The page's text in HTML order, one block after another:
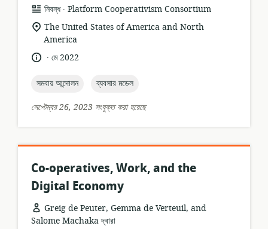
তথ্যসম্পদের
ফর্ম্যাট:
নিবন্ধ .
প্রকাশক:Platform Cooperativism Consortium
প্রাসঙ্গিকতার
অবস্থান:
The United States of America and North
America
ভাষা: .
প্রকাশনারমে 2022
topic:
সমবায় আন্দোলন topic:
ব্যবসার মডেল
সেপ্টেম্বর 26, 2023 সংযুক্ত করা হয়েছে
Co-operatives, Work, and the
Digital Economy
Greig de Peuter, Gemma de Verteuil, and
Salome Machaka দ্বারা